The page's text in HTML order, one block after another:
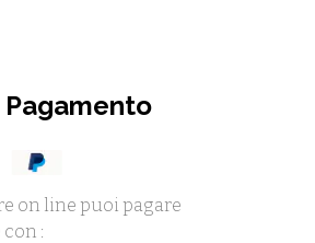
on line puoi pagare
: